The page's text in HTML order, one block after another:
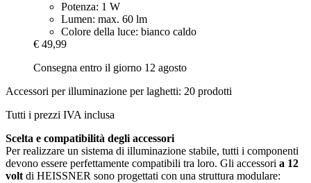
Potenza: 1 W
Lumen: max. 60 lm
Colore della luce: bianco caldo
€ 49,99
Consegna entro il giorno 12 agosto
Accessori per illuminazione per laghetti: 20 prodotti
Tutti i prezzi IVA inclusa
Scelta e compatibilità degli accessori
Per realizzare un sistema di illuminazione stabile, tutti i componenti
devono essere perfettamente compatibili tra loro. Gli accessori a 12
volt di HEISSNER sono progettati con una struttura modulare: